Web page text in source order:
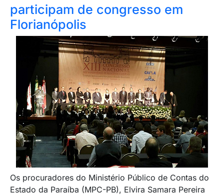
participam de congresso em
Florianópolis
Os procuradores do Ministério Público de Contas do
Estado da Paraíba (MPC-PB), Elvira Samara Pereira